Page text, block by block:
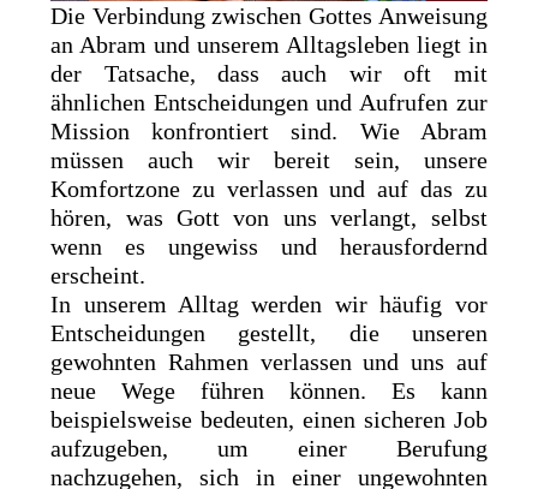
Die Verbindung zwischen Gottes Anweisung
an Abram und unserem Alltagsleben liegt in
der Tatsache, dass auch wir oft mit
ähnlichen Entscheidungen und Aufrufen zur
Mission konfrontiert sind. Wie Abram
müssen auch wir bereit sein, unsere
Komfortzone zu verlassen und auf das zu
hören, was Gott von uns verlangt, selbst
wenn es ungewiss und herausfordernd
erscheint.
In unserem Alltag werden wir häufig vor
Entscheidungen gestellt, die unseren
gewohnten Rahmen verlassen und uns auf
neue Wege führen können. Es kann
beispielsweise bedeuten, einen sicheren Job
aufzugeben, um einer Berufung
nachzugehen, sich in einer ungewohnten